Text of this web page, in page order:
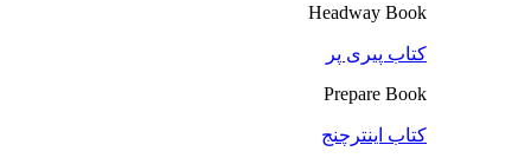
Headway Book
کتاب پیری پر
Prepare Book
کتاب اینترچنج